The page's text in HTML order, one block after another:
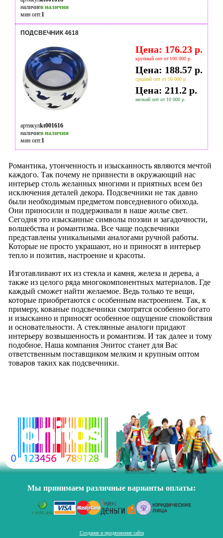
наличиев наличии
мин опт.1
ПОДСВЕЧНИК 4618
Цена: 176.23 р.
крупный опт от 100 000 р.
Цена: 188.57 р.
средний опт от 50 000 р.
Цена: 211.2 р.
мелкий опт от 10 000 р.
артикулkt001616
наличиев наличии
мин опт.1
Романтика, утонченность и изысканность являются мечтой
каждого. Так почему не привнести в окружающий нас
интерьер столь желанных многими и приятных всем без
исключения деталей декора. Подсвечники не так давно
были необходимым предметом повседневного обихода.
Они приносили и поддерживали в наше жилье свет.
Сегодня это изысканные символы поэзии и загадочности,
волшебства и романтизма. Все чаще подсвечники
представлены уникальными аналогами ручной работы.
Которые не просто украшают, но и приносят в интерьер
тепло и позитив, настроение и красоты.
Изготавливают их из стекла и камня, железа и дерева, а
также из целого ряда многокомпонентных материалов. Где
каждый сможет найти желаемое. Ведь только те вещи,
которые приобретаются с особенным настроением. Так, к
примеру, кованые подсвечники смотрятся особенно богато
и изысканно и приносят особенное ощущение спокойствия
и основательности. А стеклянные аналоги придают
интерьеру возвышенность и романтизм. И так далее и тому
подобное. Наша компания Энитос станет для Вас
ответственным поставщиком мелким и крупным оптом
товаров таких как подсвечники.
Мы принимаем различные варианты оплаты:
Создание и продвижение сайта